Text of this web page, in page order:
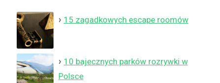
15 zagadkowych escape roomów
10 bajecznych parków rozrywki w
Polsce